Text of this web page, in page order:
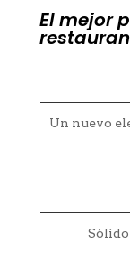
El mejor
Un nuevo